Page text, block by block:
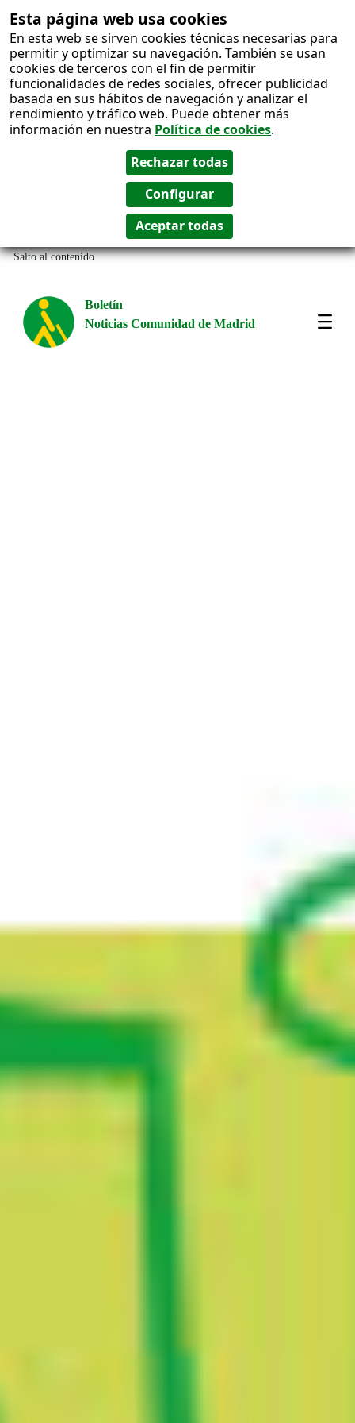
Esta página web usa cookies
En esta web se sirven cookies técnicas necesarias para
permitir y optimizar su navegación. También se usan
cookies de terceros con el fin de permitir
funcionalidades de redes sociales, ofrecer publicidad
basada en sus hábitos de navegación y analizar el
rendimiento y tráfico web. Puede obtener más
información en nuestra Política de cookies.
Salto al contenido
Boletín
Noticias Comunidad de Madrid